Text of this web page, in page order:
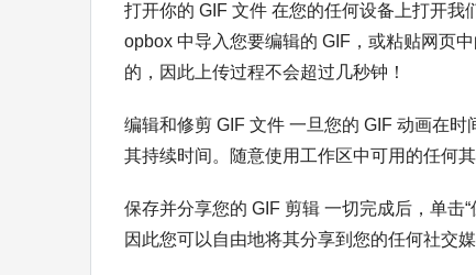
打开你的 GIF 文件 在您的任何设备上打开我
opbox 中导入您要编辑的 GIF，或粘贴网页
的，因此上传过程不会超过几秒钟！
编辑和修剪 GIF 文件 一旦您的 GIF 动画在
其持续时间。随意使用工作区中可用的任何
保存并分享您的 GIF 剪辑 一切完成后，单击
因此您可以自由地将其分享到您的任何社交媒